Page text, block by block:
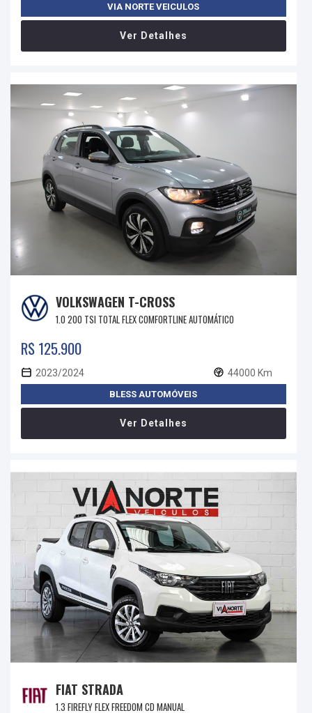
VIA NORTE VEICULOS
Ver Detalhes
VOLKSWAGEN T-CROSS
1.0 200 TSI TOTAL FLEX COMFORTLINE AUTOMÁTICO
R$ 125.900
2023/2024 44000 Km
BLESS AUTOMÓVEIS
Ver Detalhes
FIAT STRADA
1.3 FIREFLY FLEX FREEDOM CD MANUAL